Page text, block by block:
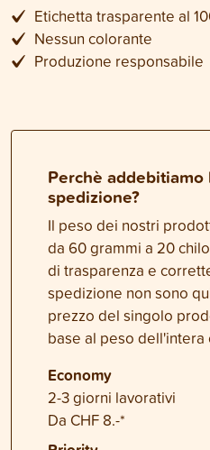
Etichetta trasparente al
Nessun colorante
Produzione responsabile
Perchè addebitiamo
spedizione?
Il peso dei nostri
da 60 grammi a 20
di trasparenza e
spedizione non sono
prezzo del singolo
base al peso dell'intera
Economy
2-3 giorni lavorativi
Da CHF 8.-*